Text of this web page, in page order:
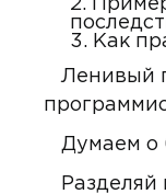
2.
3. Как
Ленивый
Думаем о
Разделяй